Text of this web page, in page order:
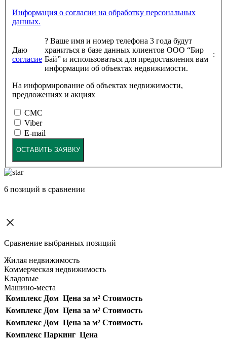
Информация о согласии на обработку персональных
данных.
Даю
согласие
? Ваше имя и номер телефона 3 года будут
храниться в базе данных клиентов ООО “Бир
Бай” и использоваться для предоставления вам
информации об объектах недвижимости.
:
На информирование об объектах недвижимости,
предложениях и акциях
СМС
Viber
E-mail
ОСТАВИТЬ ЗАЯВКУ
6 позиций в сравнении
Сравнение выбранных позиций
Жилая недвижимость
Коммерческая недвижимость
Кладовые
Машино-места
Комплекс Дом Цена за м² Стоимость
Комплекс Дом Цена за м² Стоимость
Комплекс Дом Цена за м² Стоимость
Комплекс Паркинг Цена